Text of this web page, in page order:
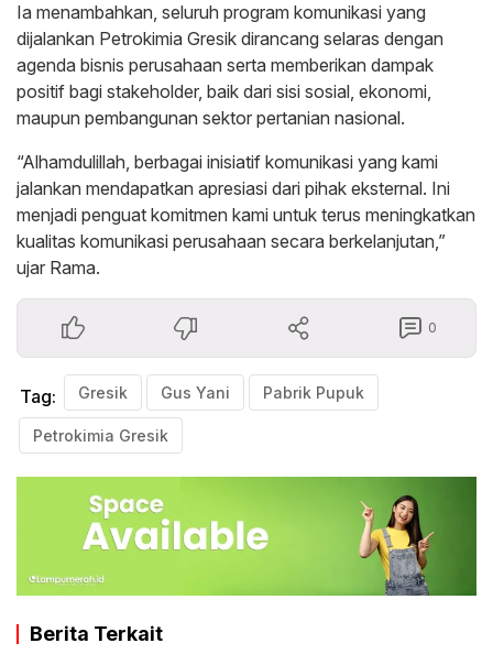
Ia menambahkan, seluruh program komunikasi yang
dijalankan Petrokimia Gresik dirancang selaras dengan
agenda bisnis perusahaan serta memberikan dampak
positif bagi stakeholder, baik dari sisi sosial, ekonomi,
maupun pembangunan sektor pertanian nasional.
“Alhamdulillah, berbagai inisiatif komunikasi yang kami
jalankan mendapatkan apresiasi dari pihak eksternal. Ini
menjadi penguat komitmen kami untuk terus meningkatkan
kualitas komunikasi perusahaan secara berkelanjutan,”
ujar Rama.
0
Tag: Gresik Gus Yani Pabrik Pupuk
Petrokimia Gresik
Berita Terkait